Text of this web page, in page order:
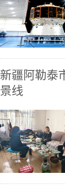
新疆阿勒泰
景线